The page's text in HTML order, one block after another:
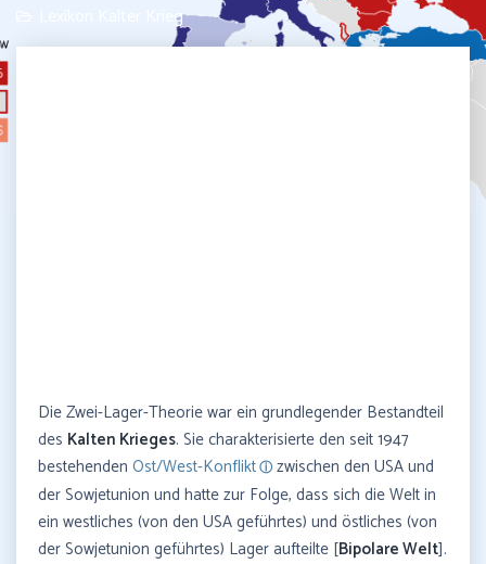
Lexikon Kalter Krieg
Die Zwei-Lager-Theorie war ein grundlegender Bestandteil
des Kalten Krieges. Sie charakterisierte den seit 1947
bestehenden Ost/West-Konflikt
zwischen den USA und
der Sowjetunion und hatte zur Folge, dass sich die Welt in
ein westliches (von den USA geführtes) und östliches (von
der Sowjetunion geführtes) Lager aufteilte [Bipolare Welt].